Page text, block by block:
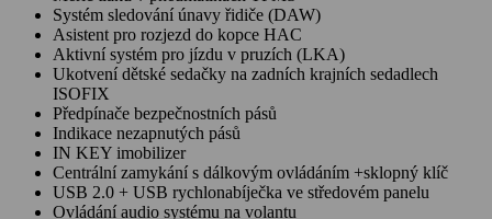
Systém sledování únavy řidiče (DAW)
Asistent pro rozjezd do kopce HAC
Aktivní systém pro jízdu v pruzích (LKA)
Ukotvení dětské sedačky na zadních krajních sedadlech
ISOFIX
Předpínače bezpečnostních pásů
Indikace nezapnutých pásů
IN KEY imobilizer
Centrální zamykání s dálkovým ovládáním +sklopný klíč
USB 2.0 + USB rychlonabíječka ve středovém panelu
Ovládání audio systému na volantu